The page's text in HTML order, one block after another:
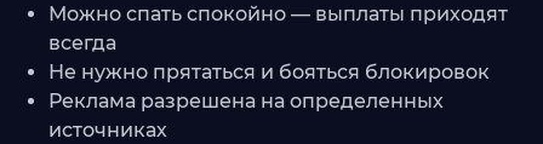
Можно спать спокойно — выплаты приходят
всегда
Не нужно прятаться и бояться блокировок
Реклама разрешена на определенных
источниках